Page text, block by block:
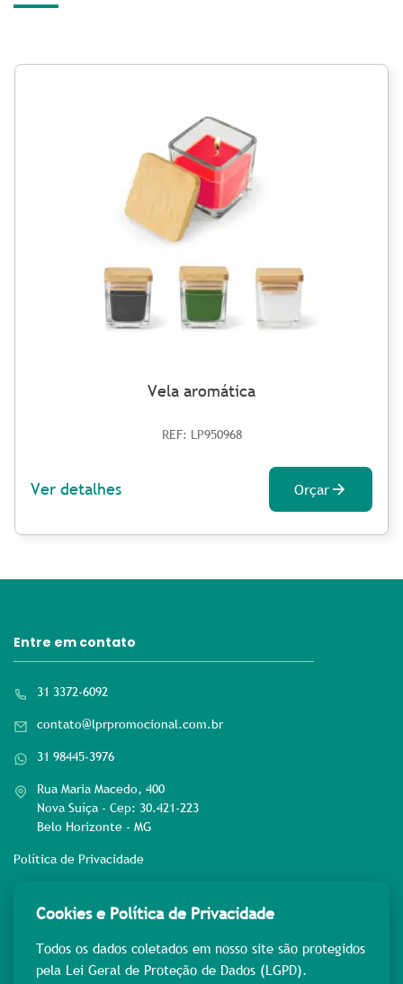
Vela aromática
REF: LP950968
Ver detalhes Orçar
Entre em contato
31 3372-6092
contato@lprpromocional.com.br
31 98445-3976
Rua Maria Macedo, 400
Nova Suíça - Cep: 30.421-223
Belo Horizonte - MG
Política de Privacidade
Rede sociais
Cookies e Política de Privacidade
Todos os dados coletados em nosso site são protegidos
pela Lei Geral de Proteção de Dados (LGPD).